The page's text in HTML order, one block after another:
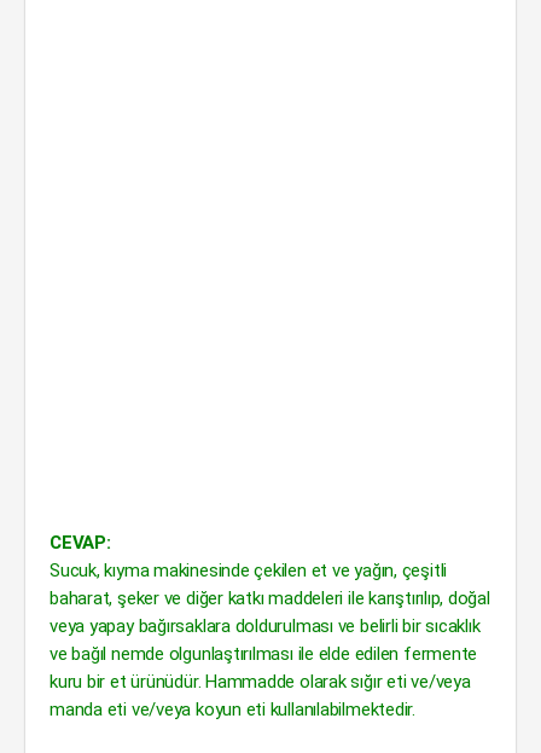
CEVAP:
Sucuk, kıyma makinesinde çekilen et ve yağın, çeşitli
baharat, şeker ve diğer katkı maddeleri ile karıştırılıp, doğal
veya yapay bağırsaklara doldurulması ve belirli bir sıcaklık
ve bağıl nemde olgunlaştırılması ile elde edilen fermente
kuru bir et ürünüdür. Hammadde olarak sığır eti ve/veya
manda eti ve/veya koyun eti kullanılabilmektedir.